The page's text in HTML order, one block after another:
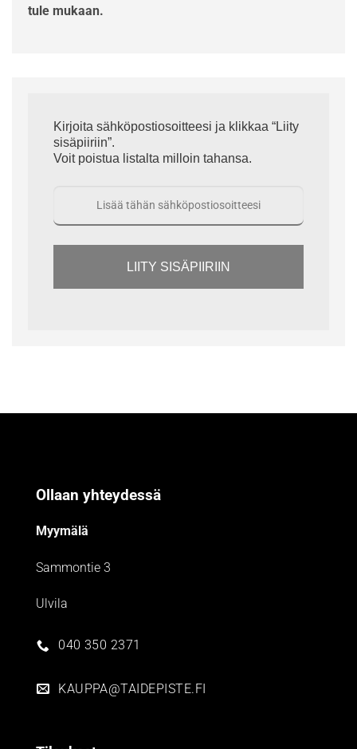
tule mukaan.
Kirjoita sähköpostiosoitteesi ja klikkaa “Liity
sisäpiiriin”.
Voit poistua listalta milloin tahansa.
LIITY SISÄPIIRIIN
Ollaan yhteydessä
Myymälä
Sammontie 3
Ulvila
040 350 2371
KAUPPA@TAIDEPISTE.FI